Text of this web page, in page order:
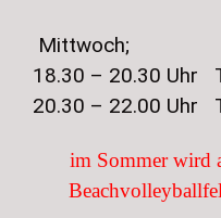
Mittwoch;
18.30 – 20.30 Uhr
20.30 – 22.00 Uhr
im Sommer wird